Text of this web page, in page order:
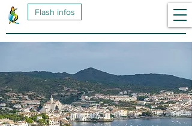
Flash infos